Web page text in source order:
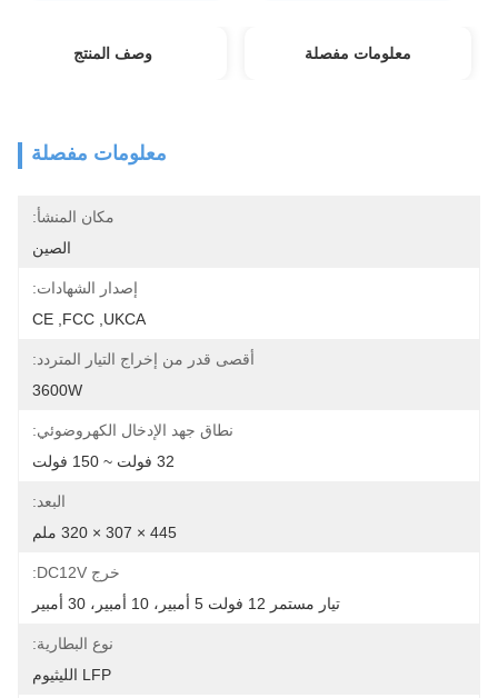
معلومات مفصلة وصف المنتج
معلومات مفصلة
مكان المنشأ:
الصين
إصدار الشهادات:
CE ,FCC ,UKCA
أقصى قدر من إخراج التيار المتردد:
3600W
نطاق جهد الإدخال الكهروضوئي:
32 فولت ~ 150 فولت
البعد:
445 × 307 × 320 ملم
خرج DC12V:
تيار مستمر 12 فولت 5 أمبير، 10 أمبير، 30 أمبير
نوع البطارية:
LFP الليثيوم